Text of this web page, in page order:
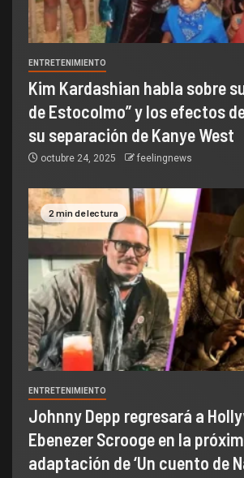
ENTRETENIMIENTO
Kim Kardashian habla sobre
de Estocolmo” y los efectos
su separación de Kanye West
octubre 24, 2025 feelingnews
2 min de lectura
ENTRETENIMIENTO
Johnny Depp regresará a
Ebenezer Scrooge en la
adaptación de ‘Un cuento de